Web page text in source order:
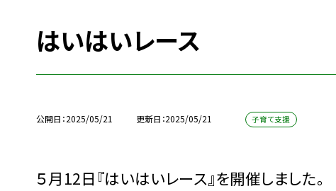
はいはいレース
公開日 2025/05/21 更新日 2025/05/21 子育て支援
５月12日『はいはいレース』を開催しました。